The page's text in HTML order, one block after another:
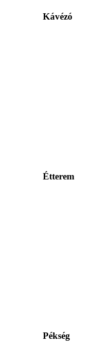
Kávézó
Étterem
Pékség